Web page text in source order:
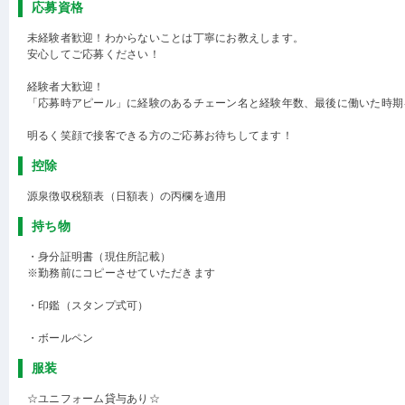
応募資格
未経験者歓迎！わからないことは丁寧にお教えします。
安心してご応募ください！
経験者大歓迎！
「応募時アピール」に経験のあるチェーン名と経験年数、最後に働いた時
明るく笑顔で接客できる方のご応募お待ちしてます！
控除
源泉徴収税額表（日額表）の丙欄を適用
持ち物
・身分証明書（現住所記載）
※勤務前にコピーさせていただきます
・印鑑（スタンプ式可）
・ボールペン
服装
☆ユニフォーム貸与あり☆